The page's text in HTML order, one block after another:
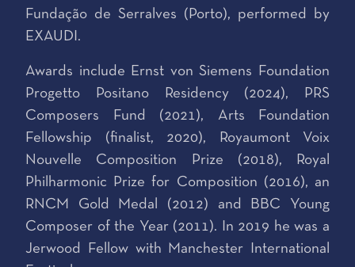
Fundação de Serralves (Porto), performed by
EXAUDI.
Awards include Ernst von Siemens Foundation
Progetto Positano Residency (2024), PRS
Composers Fund (2021), Arts Foundation
Fellowship (finalist, 2020), Royaumont Voix
Nouvelle Composition Prize (2018), Royal
Philharmonic Prize for Composition (2016), an
RNCM Gold Medal (2012) and BBC Young
Composer of the Year (2011). In 2019 he was a
Jerwood Fellow with Manchester International